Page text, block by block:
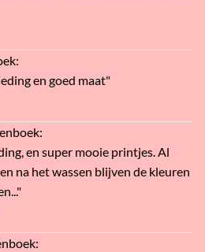
:
en goed maat"
:
en super mooie printjes. Al
na het wassen blijven de kleuren
: